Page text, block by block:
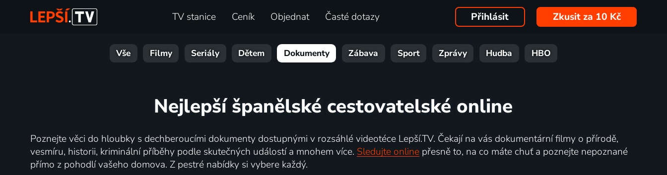
TV stanice Ceník Objednat Časté dotazy Přihlásit Zkusit za 10 Kč
Vše Filmy Seriály Dětem Dokumenty Zábava Sport Zprávy Hudba HBO
Nejlepší španělské cestovatelské online
Poznejte věci do hloubky s dechberoucími dokumenty dostupnými v rozsáhlé videotéce Lepší.TV. Čekají na vás dokumentární filmy o přírodě,
vesmíru, historii, kriminální příběhy podle skutečných událostí a mnohem více. Sledujte onlinepřesně to, na co máte chuť a poznejte nepoznané
přímo z pohodlí vašeho domova. Z pestré nabídky si vybere každý.